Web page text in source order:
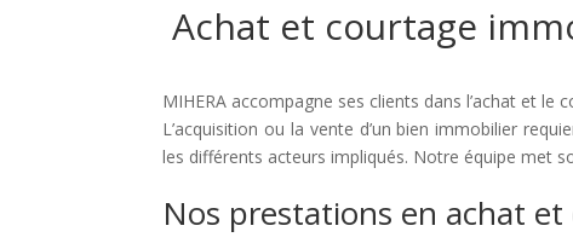
Achat et courtage
MIHERA accompagne ses clients dans l’achat et
L’acquisition ou la vente d’un bien immobilier
les différents acteurs impliqués. Notre équipe met
Nos prestations en achat